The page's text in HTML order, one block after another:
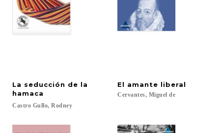
La seducción de la
hamaca
Castro Gullo, Rodney
El amante liberal
Cervantes, Miguel de